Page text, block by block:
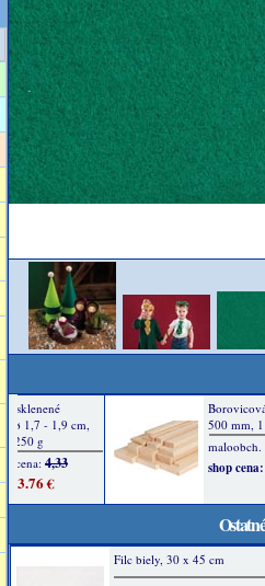
Filc biely, 30 x 45 cm